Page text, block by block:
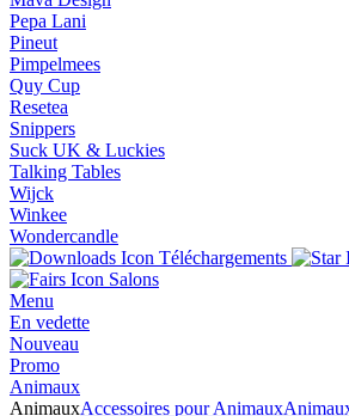
Pepa Lani
Pineut
Pimpelmees
Quy Cup
Resetea
Snippers
Suck UK & Luckies
Talking Tables
Wijck
Winkee
Wondercandle
Téléchargements
Salons
Menu
En vedette
Nouveau
Promo
Animaux
AnimauxAccessoires pour Animaux